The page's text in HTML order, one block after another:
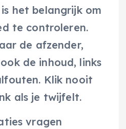
het belangrijk om
te controleren.
de afzender,
de inhoud, links
Klik nooit
als je twijfelt.
vragen